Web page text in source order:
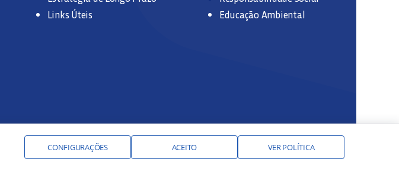
Links Úteis
Educação Ambiental
CONFIGURAÇÕES ACEITO VER POLÍTICA